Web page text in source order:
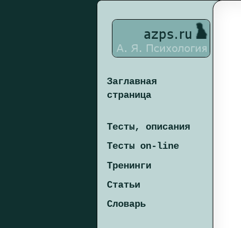
Заглавная
страница
Тесты, описания
Тесты on-line
Тренинги
Статьи
Словарь